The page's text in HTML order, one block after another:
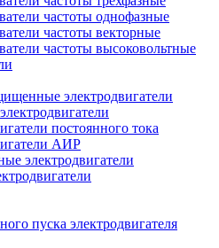
частоты однофазные
частоты векторные
частоты высоковольтные
электродвигатели
постоянного тока
АИР
электродвигатели
пуска электродвигателя